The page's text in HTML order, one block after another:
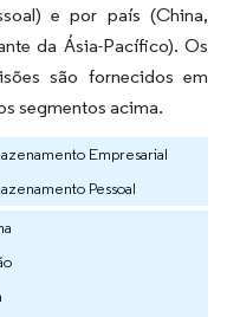
e por país (China,
da Ásia-Pacífico). Os
são fornecidos em
segmentos acima.
Empresarial
Pessoal